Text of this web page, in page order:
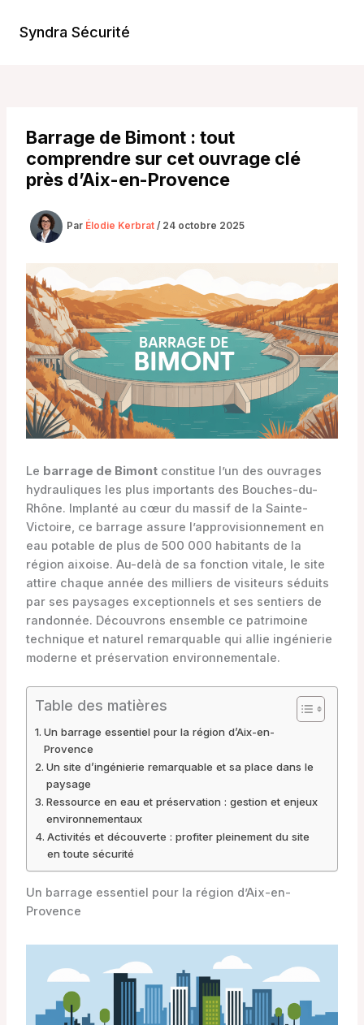
contenu
Syndra Sécurité
Barrage de Bimont : tout
comprendre sur cet ouvrage clé
près d’Aix-en-Provence
Par Élodie Kerbrat / 24 octobre 2025
Le barrage de Bimontconstitue l’un des ouvrages
hydrauliques les plus importants des Bouches-du-
Rhône. Implanté au cœur du massif de la Sainte-
Victoire, ce barrage assure l’approvisionnement en
eau potable de plus de 500 000 habitants de la
région aixoise. Au-delà de sa fonction vitale, le site
attire chaque année des milliers de visiteurs séduits
par ses paysages exceptionnels et ses sentiers de
randonnée. Découvrons ensemble ce patrimoine
technique et naturel remarquable qui allie ingénierie
moderne et préservation environnementale.
Table des matières
Un barrage essentiel pour la région d’Aix-en-
Provence
Un site d’ingénierie remarquable et sa place dans le
paysage
Ressource en eau et préservation : gestion et enjeux
environnementaux
Activités et découverte : profiter pleinement du site
en toute sécurité
Un barrage essentiel pour la région d’Aix-en-
Provence